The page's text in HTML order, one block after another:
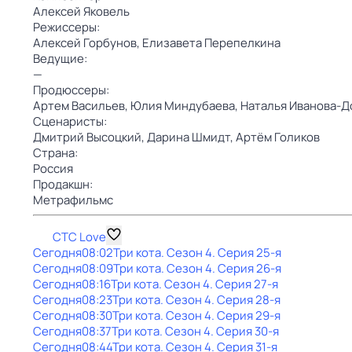
Алексей Яковель
Режиссеры:
Алексей Горбунов, Елизавета Перепелкина
Ведущие:
—
Продюссеры:
Артем Васильев, Юлия Миндубаева, Наталья Иванова-
Сценаристы:
Дмитрий Высоцкий,Дарина Шмидт,Артём Голиков
Страна:
Россия
Продакшн:
Метрафильмс
СТС Love
Сегодня08:02Три кота. Сезон 4. Серия 25-я
Сегодня08:09Три кота. Сезон 4. Серия 26-я
Сегодня08:16Три кота. Сезон 4. Серия 27-я
Сегодня08:23Три кота. Сезон 4. Серия 28-я
Сегодня08:30Три кота. Сезон 4. Серия 29-я
Сегодня08:37Три кота. Сезон 4. Серия 30-я
Сегодня08:44Три кота. Сезон 4. Серия 31-я